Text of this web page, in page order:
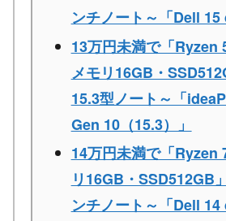
ンチノート～「Dell 15
13万円未満で「Ryzen
メモリ16GB・
15.3型ノート～「
Gen 10（15.3）」
14万円未満で「Ryzen
リ16GB・SSD512GB
ンチノート～「Dell 14